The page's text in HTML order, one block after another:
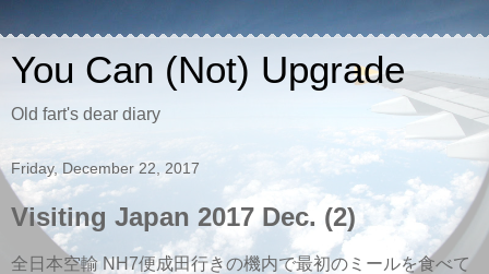
You Can (Not) Upgrade
Old fart's dear diary
Friday, December 22, 2017
Visiting Japan 2017 Dec. (2)
全日本空輸 NH7便成田行きの機内で最初のミールを食べて